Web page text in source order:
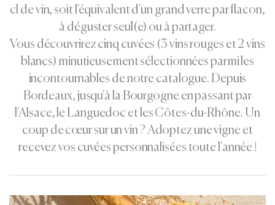
cl de vin, soit l'équivalent d'un grand verre par flacon,
à déguster seul(e) ou à partager.
Vous découvrirez cinq cuvées (3 vins rouges et 2 vins
blancs) minutieusement sélectionnées parmi les
incontournables de notre catalogue. Depuis
Bordeaux, jusqu'à la Bourgogne en passant par
l'Alsace, le Languedoc et les Côtes-du-Rhône. Un
coup de cœur sur un vin ? Adoptez une vigne et
recevez vos cuvées personnalisées toute l'année !